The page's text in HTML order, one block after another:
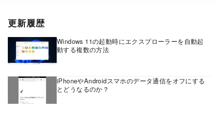
更新履歴
Windows 11の起動時にエクスプローラーを自動起
動する複数の方法
iPhoneやAndroidスマホのデータ通信をオフにする
とどうなるのか？